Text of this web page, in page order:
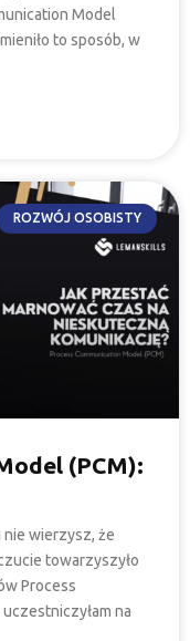
Model
to sposób, w
ROZWÓJ OSOBISTY
(PCM):
nie wierzysz, że
towarzyszyło
Process
na